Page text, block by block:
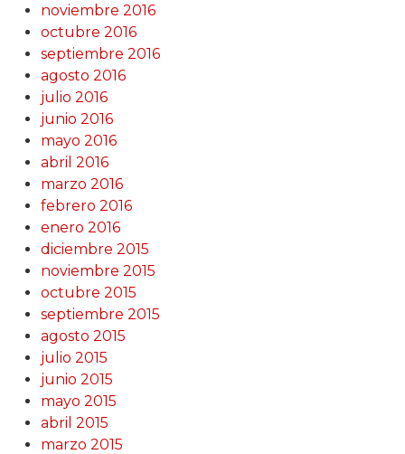
noviembre 2016
octubre 2016
septiembre 2016
agosto 2016
julio 2016
junio 2016
mayo 2016
abril 2016
marzo 2016
febrero 2016
enero 2016
diciembre 2015
noviembre 2015
octubre 2015
septiembre 2015
agosto 2015
julio 2015
junio 2015
mayo 2015
abril 2015
marzo 2015